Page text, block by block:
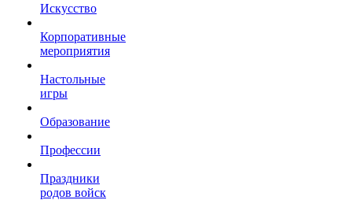
Искусство
Корпоративные
мероприятия
Настольные
игры
Образование
Профессии
Праздники
родов войск